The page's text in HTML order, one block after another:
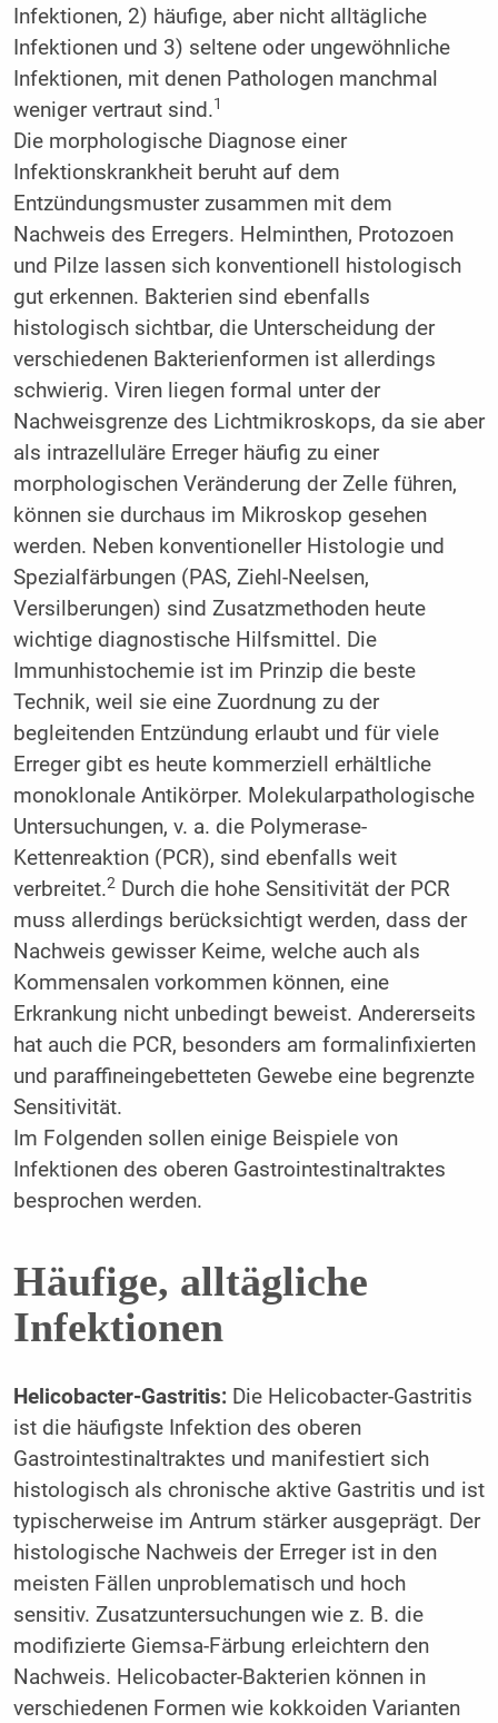
Infektionen, 2) häufige, aber nicht alltägliche
Infektionen und 3) seltene oder ungewöhnliche
Infektionen, mit denen Pathologen manchmal
weniger vertraut sind.1
Die morphologische Diagnose einer
Infektionskrankheit beruht auf dem
Entzündungsmuster zusammen mit dem
Nachweis des Erregers. Helminthen, Protozoen
und Pilze lassen sich konventionell histologisch
gut erkennen. Bakterien sind ebenfalls
histologisch sichtbar, die Unterscheidung der
verschiedenen Bakterienformen ist allerdings
schwierig. Viren liegen formal unter der
Nachweisgrenze des Lichtmikroskops, da sie aber
als intrazelluläre Erreger häufig zu einer
morphologischen Veränderung der Zelle führen,
können sie durchaus im Mikroskop gesehen
werden. Neben konventioneller Histologie und
Spezialfärbungen (PAS, Ziehl-Neelsen,
Versilberungen) sind Zusatzmethoden heute
wichtige diagnostische Hilfsmittel. Die
Immunhistochemie ist im Prinzip die beste
Technik, weil sie eine Zuordnung zu der
begleitenden Entzündung erlaubt und für viele
Erreger gibt es heute kommerziell erhältliche
monoklonale Antikörper. Molekularpathologische
Untersuchungen, v. a. die Polymerase-
Kettenreaktion (PCR), sind ebenfalls weit
verbreitet.2Durch die hohe Sensitivität der PCR
muss allerdings berücksichtigt werden, dass der
Nachweis gewisser Keime, welche auch als
Kommensalen vorkommen können, eine
Erkrankung nicht unbedingt beweist. Andererseits
hat auch die PCR, besonders am formalinfixierten
und paraffineingebetteten Gewebe eine begrenzte
Sensitivität.
Im Folgenden sollen einige Beispiele von
Infektionen des oberen Gastrointestinaltraktes
besprochen werden.
Häufige, alltägliche
Infektionen
Helicobacter-Gastritis:Die Helicobacter-Gastritis
ist die häufigste Infektion des oberen
Gastrointestinaltraktes und manifestiert sich
histologisch als chronische aktive Gastritis und ist
typischerweise im Antrum stärker ausgeprägt. Der
histologische Nachweis der Erreger ist in den
meisten Fällen unproblematisch und hoch
sensitiv. Zusatzuntersuchungen wie z. B. die
modifizierte Giemsa-Färbung erleichtern den
Nachweis. Helicobacter-Bakterien können in
verschiedenen Formen wie kokkoiden Varianten